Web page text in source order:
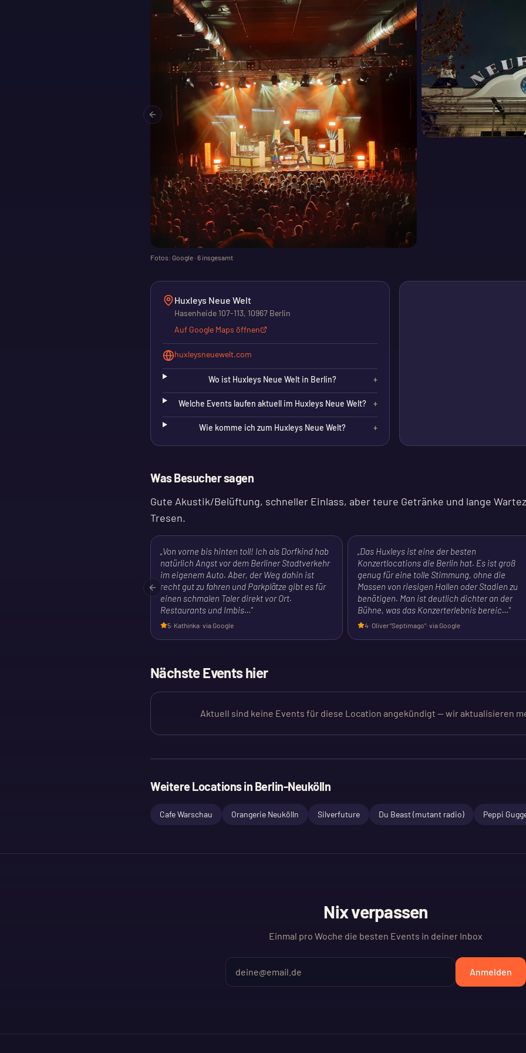
Previous slide
Fotos: Google · 6 insgesamt
Huxleys Neue Welt
Hasenheide 107-113, 10967 Berlin
Auf Google Maps öffnen
huxleysneuewelt.com
Wo ist Huxleys Neue Welt in Berlin? +
Welche Events laufen aktuell im Huxleys Neue Welt? +
Wie komme ich zum Huxleys Neue Welt? +
Was Besucher sagen
Gute Akustik/Belüftung, schneller Einlass, aber teure Getränke und lange
Tresen.
„Von vorne bis hinten toll! Ich als Dorfkind hab
natürlich Angst vor dem Berliner Stadtverkehr
im eigenem Auto. Aber, der Weg dahin ist
recht gut zu fahren und Parkplätze gibt es für
einen schmalen Taler direkt vor Ort.
Restaurants und Imbis…"
5· Kathinka· via Google
„Das Huxleys ist eine der besten
Konzertlocations die Berlin hat. Es ist groß
genug für eine tolle Stimmung, ohne die
Massen von riesigen Hallen oder Stadien zu
benötigen. Man ist deutlich dichter an der
Bühne, was das Konzerterlebnis bereic…"
4· Oliver “Septimago”· via Google
Previous slide
Nächste Events hier
Aktuell sind keine Events für diese Location angekündigt — wir aktualisieren
Weitere Locations in Berlin-Neukölln
Cafe Warschau Orangerie Neukölln Silverfuture Du Beast (mutant radio) Peppi
Nix verpassen
Einmal pro Woche die besten Events in deiner Inbox
Anmelden